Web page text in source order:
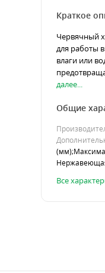
Краткое
Червячный
для работы
влаги или
далее...
Общие
Все